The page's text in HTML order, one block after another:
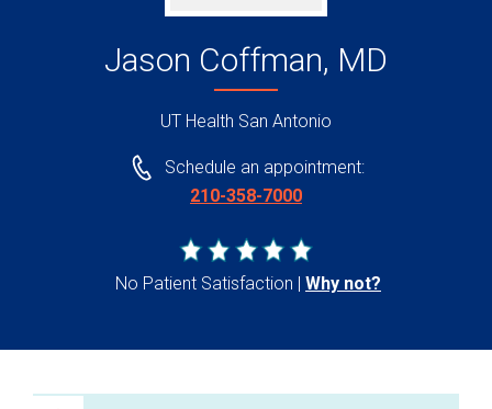
Jason Coffman, MD
UT Health San Antonio
Schedule an appointment:
210-358-7000
No Patient Satisfaction Why not?